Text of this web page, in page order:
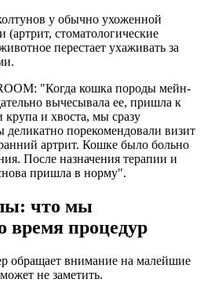
у обычно ухоженной
стоматологические
перестает ухаживать за
"Когда кошка породы мейн-
вычесывала ее, пришла к
крупа и хвоста, мы сразу
порекомендовали визит
артрит. Кошке было больно
После назначения терапии и
пришла в норму".
что мы
время процедур
обращает внимание на малейшие
не заметить.